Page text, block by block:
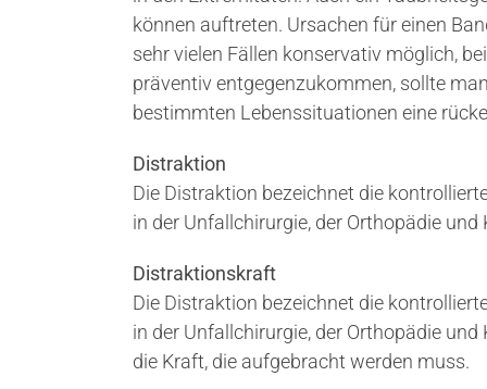
können auftreten. Ursachen für einen
sehr vielen Fällen konservativ möglich,
präventiv entgegenzukommen, sollte
bestimmten Lebenssituationen eine
Distraktion
Die Distraktion bezeichnet die
in der Unfallchirurgie, der Orthopädie
Distraktionskraft
Die Distraktion bezeichnet die
in der Unfallchirurgie, der Orthopädie
die Kraft, die aufgebracht werden muss.